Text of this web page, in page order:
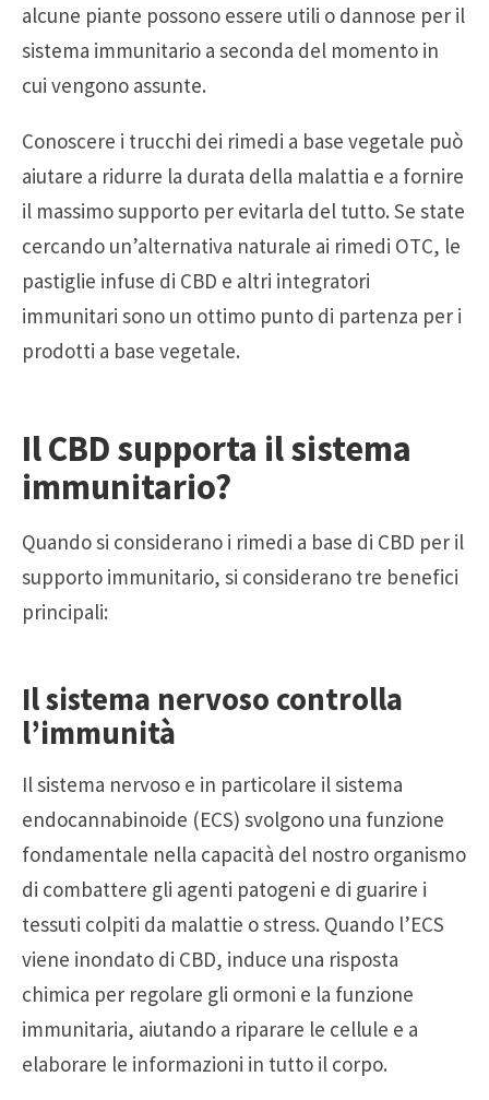
alcune piante possono essere utili o dannose per il
sistema immunitario a seconda del momento in
cui vengono assunte.
Conoscere i trucchi dei rimedi a base vegetale può
aiutare a ridurre la durata della malattia e a fornire
il massimo supporto per evitarla del tutto. Se state
cercando un’alternativa naturale ai rimedi OTC, le
pastiglie infuse di CBD e altri integratori
immunitari sono un ottimo punto di partenza per i
prodotti a base vegetale.
Il CBD supporta il sistema
immunitario?
Quando si considerano i rimedi a base di CBD per il
supporto immunitario, si considerano tre benefici
principali:
Il sistema nervoso controlla
l’immunità
Il sistema nervoso e in particolare il sistema
endocannabinoide (ECS) svolgono una funzione
fondamentale nella capacità del nostro organismo
di combattere gli agenti patogeni e di guarire i
tessuti colpiti da malattie o stress. Quando l’ECS
viene inondato di CBD, induce una risposta
chimica per regolare gli ormoni e la funzione
immunitaria, aiutando a riparare le cellule e a
elaborare le informazioni in tutto il corpo.